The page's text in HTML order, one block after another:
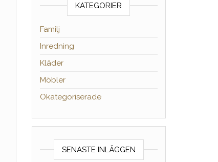
KATEGORIER
Familj
Inredning
Kläder
Möbler
Okategoriserade
SENASTE INLÄGGEN